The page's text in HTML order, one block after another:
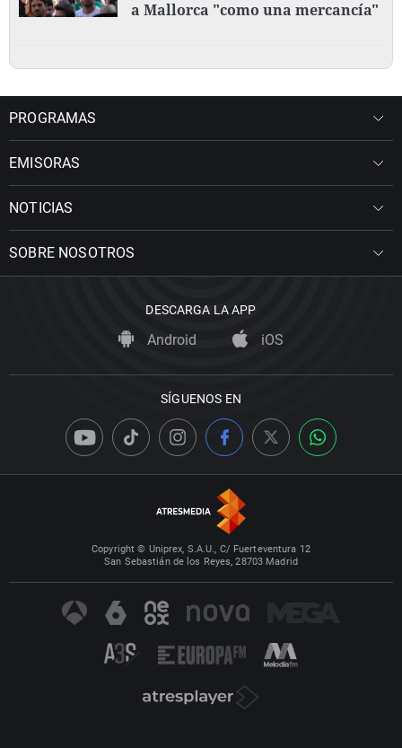
a Mallorca "como una mercancía"
PROGRAMAS
EMISORAS
NOTICIAS
SOBRE NOSOTROS
DESCARGA LA APP
Android iOS
SÍGUENOS EN
Copyright © Uniprex, S.A.U., C/ Fuerteventura 12
San Sebastián de los Reyes, 28703 Madrid